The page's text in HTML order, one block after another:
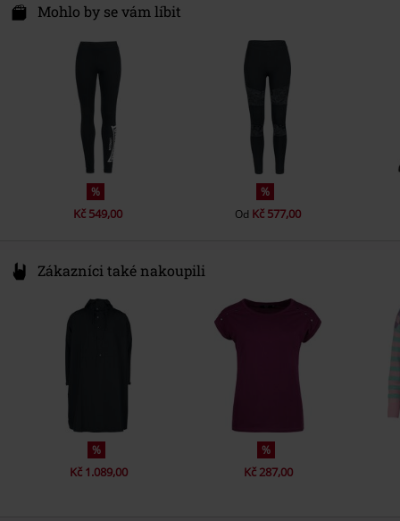
Certifikace
Im Taubental 15a
info@punch-gmbh.de
Mohlo by se vám líbit
%
Kč 549,00
%
Od Kč 577,00
Zákazníci také nakoupili
%
Kč 1.089,00
%
Kč 287,00